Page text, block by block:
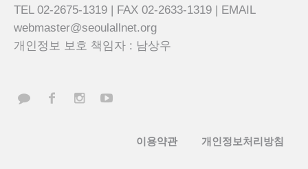
TEL 02-2675-1319 | FAX 02-2633-1319 | EMAIL
webmaster@seoulallnet.org
개인정보 보호 책임자 : 남상우
이용약관 개인정보처리방침